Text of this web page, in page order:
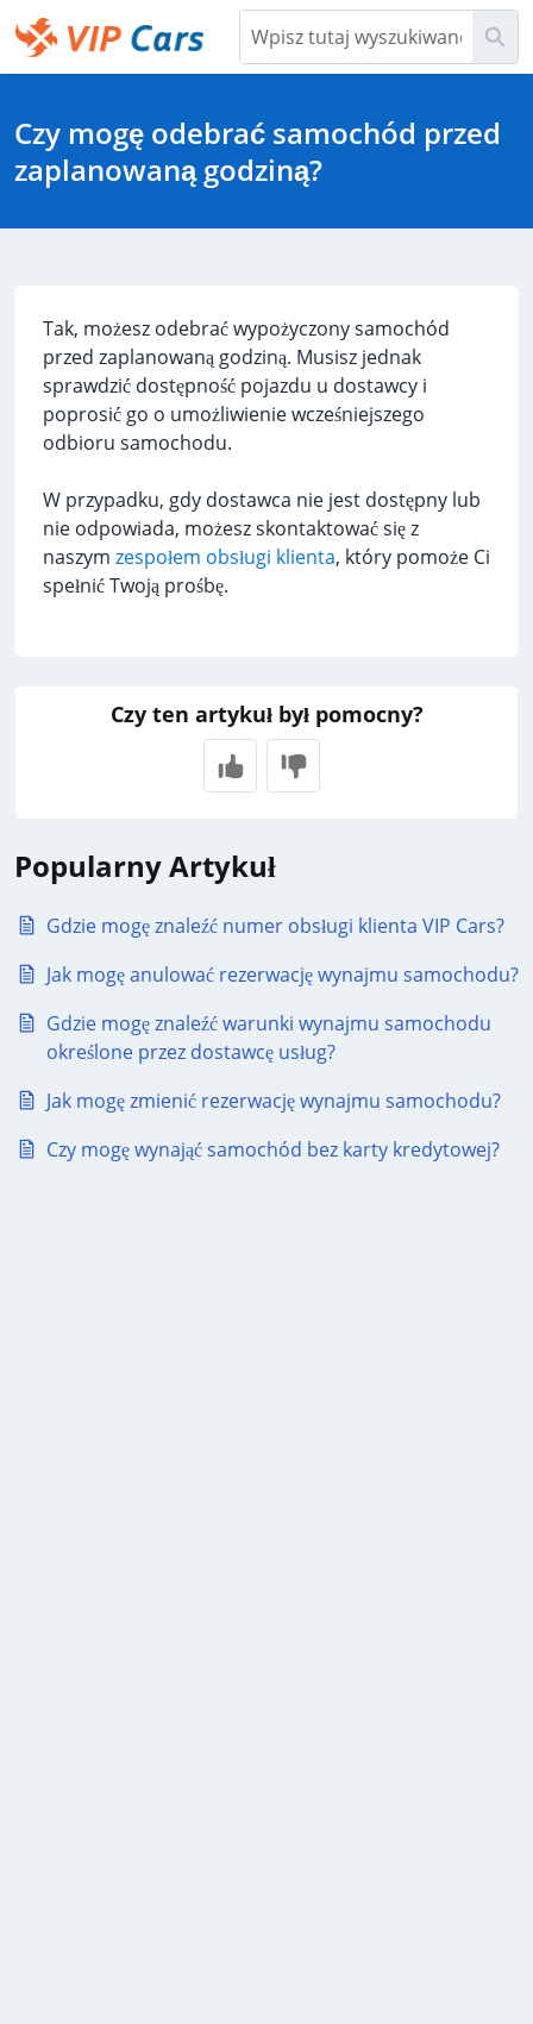
Przejdź
do
głównej
Czy mogę odebrać samochód przed
zaplanowaną godziną?
Tak, możesz odebrać wypożyczony samochód
przed zaplanowaną godziną. Musisz jednak
sprawdzić dostępność pojazdu u dostawcy i
poprosić go o umożliwienie wcześniejszego
odbioru samochodu.
W przypadku, gdy dostawca nie jest dostępny lub
nie odpowiada, możesz skontaktować się z
naszym zespołem obsługi klienta, który pomoże Ci
spełnić Twoją prośbę.
Czy ten artykuł był pomocny?
Popularny Artykuł
Gdzie mogę znaleźć numer obsługi klienta VIP Cars?
Jak mogę anulować rezerwację wynajmu samochodu?
Gdzie mogę znaleźć warunki wynajmu samochodu
określone przez dostawcę usług?
Jak mogę zmienić rezerwację wynajmu samochodu?
Czy mogę wynająć samochód bez karty kredytowej?